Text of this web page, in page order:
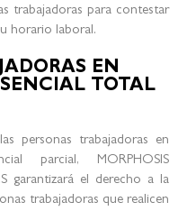
trabajadoras para contestar
horario laboral.
EN
TOTAL
personas trabajadoras en
parcial, MORPHOSIS
garantizará el derecho a la
trabajadoras que realicen